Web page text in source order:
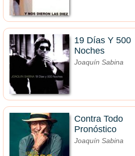
19 Días Y 500
Noches
Joaquín Sabina
Contra Todo
Pronóstico
Joaquín Sabina